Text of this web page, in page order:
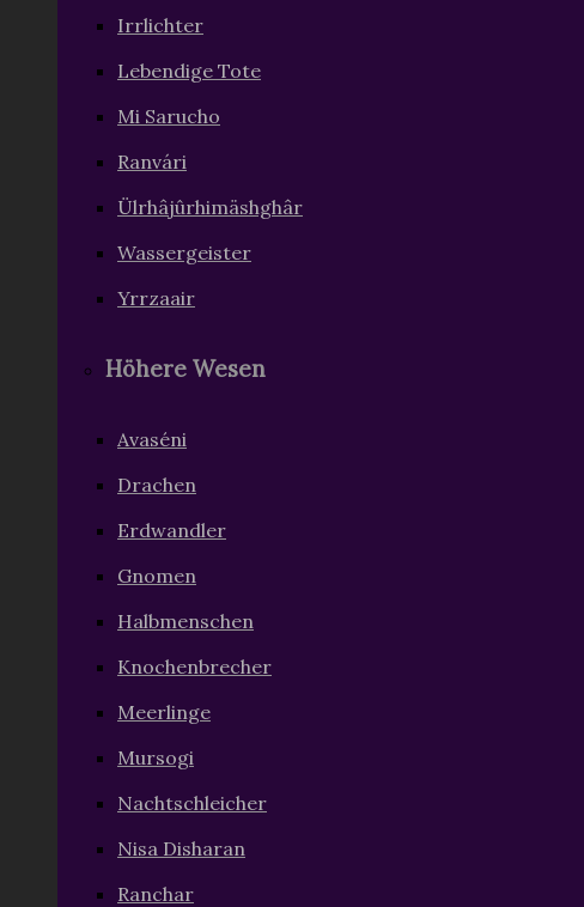
Irrlichter
Lebendige Tote
Mi Sarucho
Ranvári
Ülrhâjûrhimäshghâr
Wassergeister
Yrrzaair
Höhere Wesen
Avaséni
Drachen
Erdwandler
Gnomen
Halbmenschen
Knochenbrecher
Meerlinge
Mursogi
Nachtschleicher
Nisa Disharan
Ranchar